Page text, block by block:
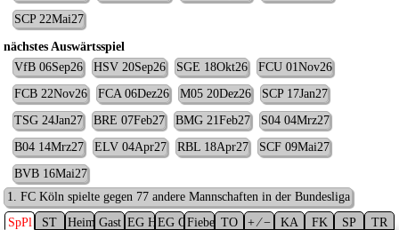
SCP 22Mai27
nächstes Auswärtsspiel
VfB 06Sep26
HSV 20Sep26 SGE 18Okt26
FCU 01Nov26
FCB 22Nov26
FCA 06Dez26 M05 20Dez26
SCP 17Jan27
TSG 24Jan27
BRE 07Feb27 BMG 21Feb27
S04 04Mrz27
B04 14Mrz27
ELV 04Apr27 RBL 18Apr27
SCF 09Mai27
BVB 16Mai27
1. FC Köln spielte gegen 77 andere Mannschaften in der Bundesliga
SpPl
ST Heim Gast EG HeimEG GastFieber TO + ⁄ − KA FK SP
TR